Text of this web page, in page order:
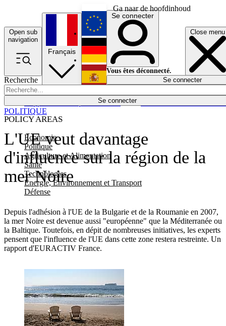
Ga naar de hoofdinhoud
Open sub
navigation
Close menu
Recherche
Se connecter
POLICY AREAS
Economie
Politique
Agriculture et Alimentation
Santé
Technologies
Energie, Environnement et Transport
Défense
Économie
Français
English
Deutsch
Español
Se connecter
Vous êtes déconnecté.
Se connecter
L'UE veut davantage
d'influence sur la région de la
mer Noire
Depuis l'adhésion à l'UE de la Bulgarie et de la Roumanie en 2007,
la mer Noire est devenue aussi "européenne" que la Méditerranée ou
la Baltique. Toutefois, en dépit de nombreuses initiatives, les experts
pensent que l'influence de l'UE dans cette zone restera restreinte. Un
rapport d'EURACTIV France.
POLITIQUE